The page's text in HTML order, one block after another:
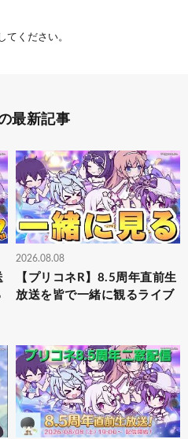
てください。
最新記事
2026.08.08
【プリコネR】8.5周年直前生
放送を皆で一緒に観るライブ